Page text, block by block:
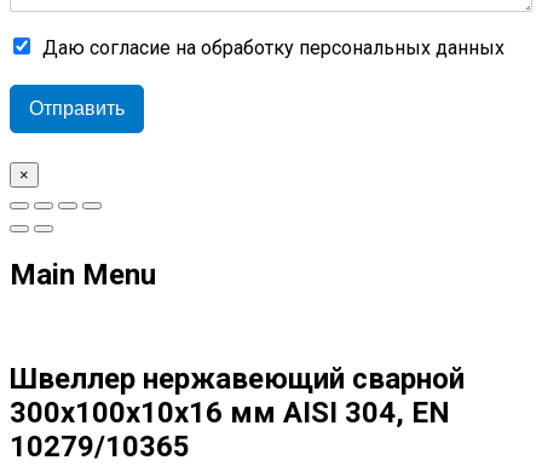
Даю согласие на обработку персональных данных
Отправить
×
Main Menu
Швеллер нержавеющий сварной
300х100х10х16 мм AISI 304, EN
10279/10365